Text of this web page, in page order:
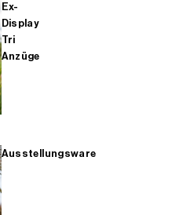
Ex-
Display
Tri
Anzüge
Ausstellungsware